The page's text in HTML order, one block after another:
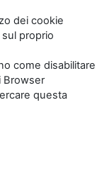
dei cookie
proprio
come disabilitare
Browser
questa